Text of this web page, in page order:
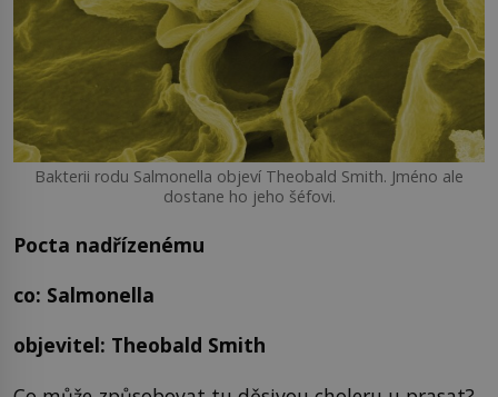
Bakterii rodu Salmonella objeví Theobald Smith. Jméno ale
dostane ho jeho šéfovi.
Pocta nadřízenému
co: Salmonella
objevitel: Theobald Smith